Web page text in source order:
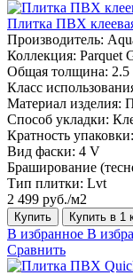
Плитка ПВХ
Производитель:
Коллекция: Parquet
Общая толщина: 2.5
Класс
Материал изделия:
Способ укладки:
Кратность упаковки:
Вид фаски: 4 V
Браширование
Тип плитки: Lvt
2 499 руб./м2
Купить Купить в 1
В избранное В
Сравнить